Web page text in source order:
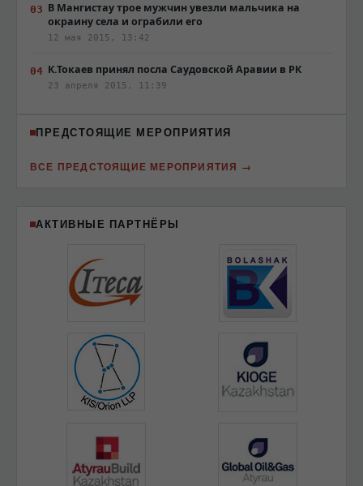
В Мангистау трое мужчин увезли мальчика на
окраину села и ограбили его
12 мая 2015, 13:42
К.Токаев принял посла Саудовской Аравии в РК
23 апреля 2015, 11:39
ПРЕДСТОЯЩИЕ МЕРОПРИЯТИЯ
ВСЕ ПРЕДСТОЯЩИЕ МЕРОПРИЯТИЯ
АКТИВНЫЕ ПАРТНЁРЫ